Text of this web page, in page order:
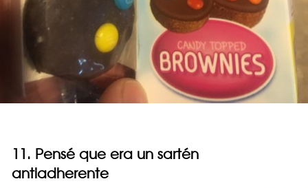
11. Pensé que era un sartén
antiadherente